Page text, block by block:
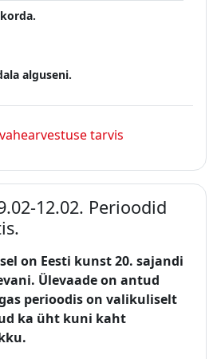
alguseni.
tarvis
12.02. Perioodid
on Eesti kunst 20. sajandi
Ülevaade on antud
perioodis on valikuliselt
ka üht kuni kaht